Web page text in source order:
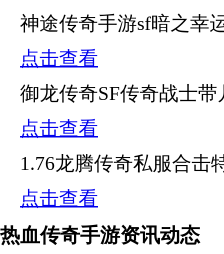
神途传奇手游sf暗之幸
点击查看
御龙传奇SF传奇战士
点击查看
1.76龙腾传奇私服合击
点击查看
热血传奇手游资讯动态